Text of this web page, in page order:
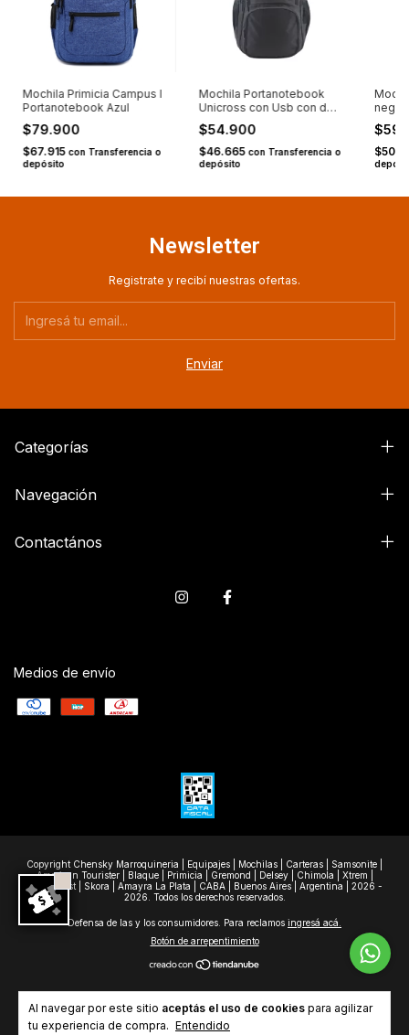
Al navegar por este sitio aceptás el uso de cookies para agilizar
tu experiencia de compra. Entendido
Mochila Primicia Campus I
Portanotebook Azul
$79.900
$67.915 con Transferencia o
depósito
Mochila Portanotebook
Unicross con Usb con dos
bolsillos adelante
$54.900
$46.665 con Transferencia o
depósito
negro
Newsletter
Registrate y recibí nuestras ofertas.
Categorías
Navegación
Contactános
Medios de envío
Copyright Chensky Marroquineria | Equipajes | Mochilas | Carteras | Samsonite |
American Tourister | Blaque | Primicia | Gremond | Delsey | Chimola | Xtrem |
Wanderlast | Skora | Amayra La Plata | CABA | Buenos Aires | Argentina | 2026 -
2026. Todos los derechos reservados.
Defensa de las y los consumidores. Para reclamos ingresá acá.
Botón de arrepentimiento